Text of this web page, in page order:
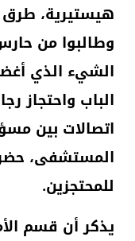
هيستيرية، طرق
وطالبوا من
الشيء الذي
الباب واحتجاز
اتصالات بين
المستشفى، حضر
للمحتجزين.
يذكر أن قسم